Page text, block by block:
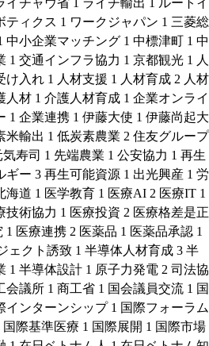
ティクス 1 ワークジャパン 1 三菱総
中小企業マッチング 1 中標津町 1 中
1 交通インフラ協力 1 京都観光 1 人
け入れ 1 人材支援 1 人材育成 2 人材
人材 1 介護人材育成 1 企業オンライ
1 企業連携 1 伊藤大使 1 伊藤尚起大
米輸出 1 低炭素農業 2 住友グループ
気寿司 1 先端農業 1 公安協力 1 再生
ギー 3 再生可能資源 1 出光興産 1 労
海道 1 医学教育 1 医療AI 2 医療IT 1
技術協力 1 医療投資 2 医療格差是正
1 医療連携 2 医薬品 1 医薬品承認 1
ェクト誘致 1 半導体人材育成 3 半
1 半導体設計 1 原子力発電 2 司法協
会議所 1 商工省 1 国会議員交流 1 国
インターンシップ 1 国際フォーラム
国際基準医療 1 国際展開 1 国際市場